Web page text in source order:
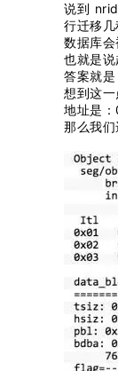
说到
行迁移
数据库
也就是
答案就
想到这
地址是
那么我